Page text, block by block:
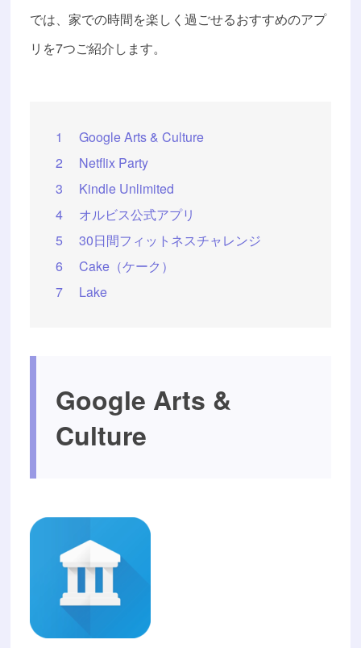
では、家での時間を楽しく過ごせるおすすめのアプ
リを7つご紹介します。
1
Google Arts & Culture
2
Netflix Party
3
Kindle Unlimited
4
オルビス公式アプリ
5
30日間フィットネスチャレンジ
6
Cake（ケーク）
7
Lake
Google Arts &
Culture